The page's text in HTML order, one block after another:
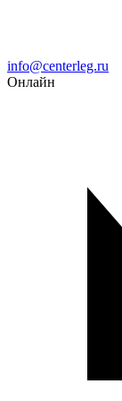
Email
info@centerleg.ru
Онлайн